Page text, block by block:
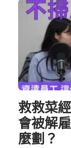
救救菜
會被解
麼劃？